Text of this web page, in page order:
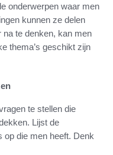
onderwerpen waar men
kunnen ze delen
na te denken, kan men
thema’s geschikt zijn
te stellen die
Lijst de
op die men heeft. Denk